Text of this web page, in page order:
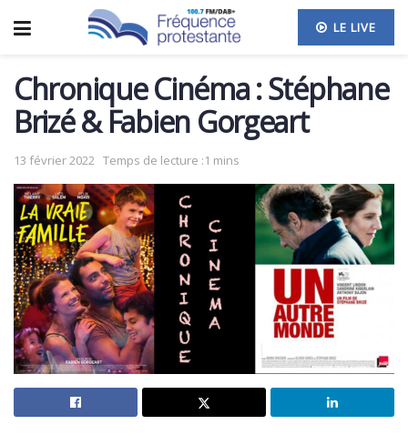
LE LIVE
Chronique Cinéma : Stéphane
Brizé & Fabien Gorgeart
13 février 2022 Temps de lecture :1 mins